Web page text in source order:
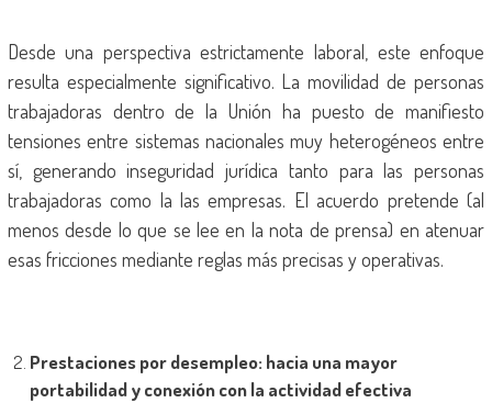
Desde una perspectiva estrictamente laboral, este enfoque
resulta especialmente significativo. La movilidad de personas
trabajadoras dentro de la Unión ha puesto de manifiesto
tensiones entre sistemas nacionales muy heterogéneos entre
sí, generando inseguridad jurídica tanto para las personas
trabajadoras como la las empresas. El acuerdo pretende (al
menos desde lo que se lee en la nota de prensa) en atenuar
esas fricciones mediante reglas más precisas y operativas.
Prestaciones por desempleo: hacia una mayor
portabilidad y conexión con la actividad efectiva